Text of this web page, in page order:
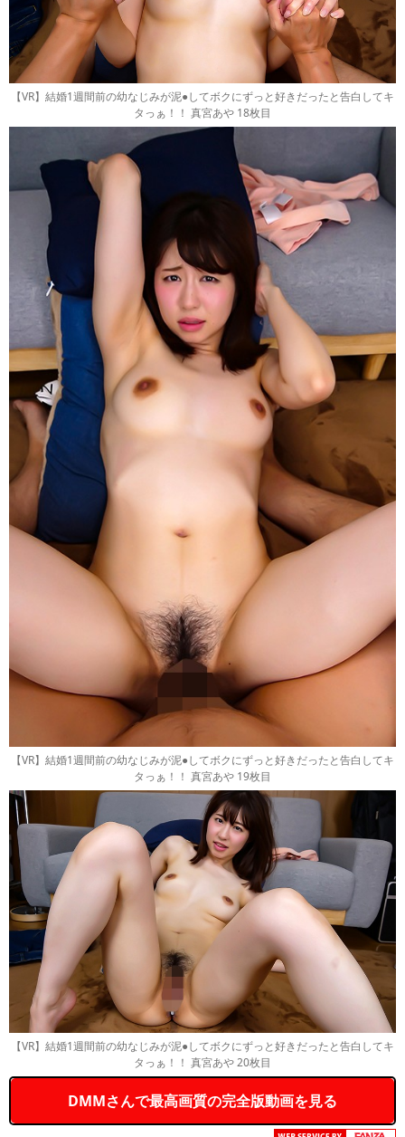
【VR】結婚1週間前の幼なじみが泥●してボクにずっと好きだったと告白してキ
タっぁ！！ 真宮あや 18枚目
【VR】結婚1週間前の幼なじみが泥●してボクにずっと好きだったと告白してキ
タっぁ！！ 真宮あや 19枚目
【VR】結婚1週間前の幼なじみが泥●してボクにずっと好きだったと告白してキ
タっぁ！！ 真宮あや 20枚目
DMMさんで最高画質の完全版動画を見る